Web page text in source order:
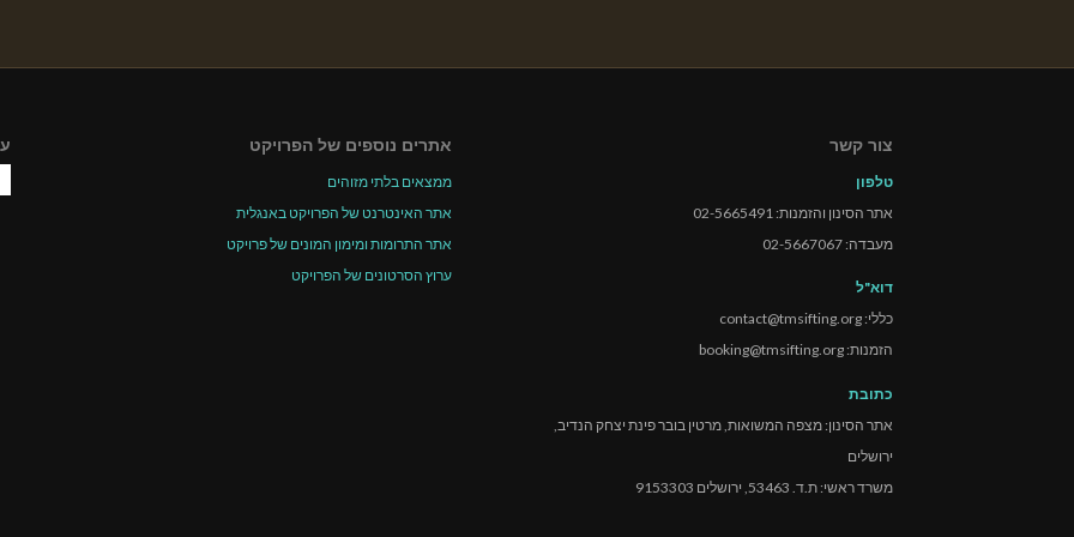
צור קשר
טלפון
אתר הסינון והזמנות: 02-5665491
מעבדה: 02-5667067
דוא"ל
כללי: contact@tmsifting.org
הזמנות: booking@tmsifting.org
כתובת
אתר הסינון: מצפה המשואות, מרטין בובר פינת יצחק הנדיב,
ירושלים
משרד ראשי: ת.ד. 53463, ירושלים 9153303
אתרים נוספים של הפרויקט
ממצאים בלתי מזוהים
אתר האינטרנט של הפרויקט באנגלית
אתר התרומות ומימון המונים של פרויקט
ערוץ הסרטונים של הפרויקט